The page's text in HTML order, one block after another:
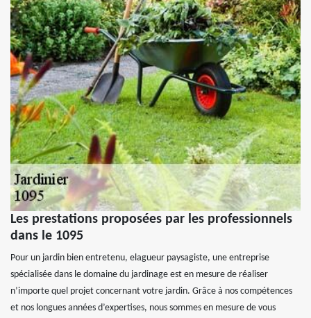
Les prestations proposées par les professionnels
dans le 1095
Pour un jardin bien entretenu, elagueur paysagiste, une entreprise
spécialisée dans le domaine du jardinage est en mesure de réaliser
n’importe quel projet concernant votre jardin. Grâce à nos compétences
et nos longues années d’expertises, nous sommes en mesure de vous